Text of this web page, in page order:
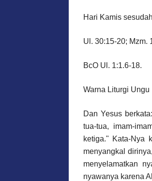
Hari Kamis
Ul. 30:15-20; Mzm.
BcO Ul. 1:1.6-18.
Warna Liturgi Ungu
Dan Yesus
tua-tua, imam-
ketiga." Kata-Nya
menyangkal
menyelamatkan
nyawanya karena